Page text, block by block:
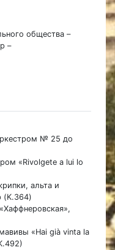
общества –
–
№ 25 до
«Rivolgete a lui lo
альта и
(K.364)
«Hai già vinta la